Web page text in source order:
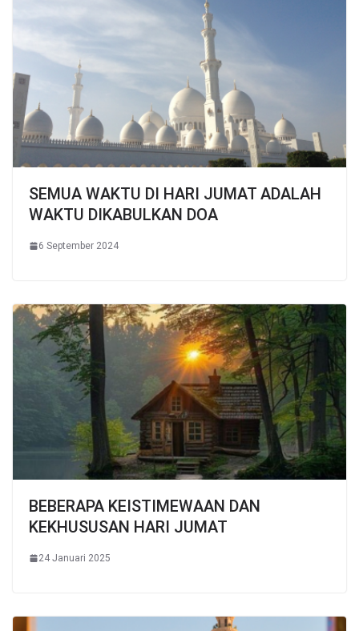
SEMUA WAKTU DI HARI JUMAT ADALAH
WAKTU DIKABULKAN DOA
6 September 2024
BEBERAPA KEISTIMEWAAN DAN
KEKHUSUSAN HARI JUMAT
24 Januari 2025